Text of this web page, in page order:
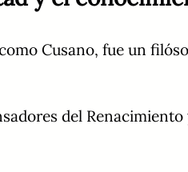
Cusano, fue un
del